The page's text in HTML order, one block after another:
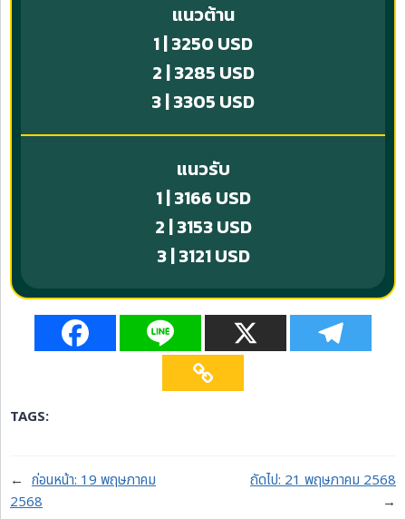
แนวต้าน
1 | 3250 USD
2 | 3285 USD
3 | 3305 USD
แนวรับ
1 | 3166 USD
2 | 3153 USD
3 | 3121 USD
TAGS:
← ก่อนหน้า:19 พฤษภาคม
2568
ถัดไป:21 พฤษภาคม 2568
→